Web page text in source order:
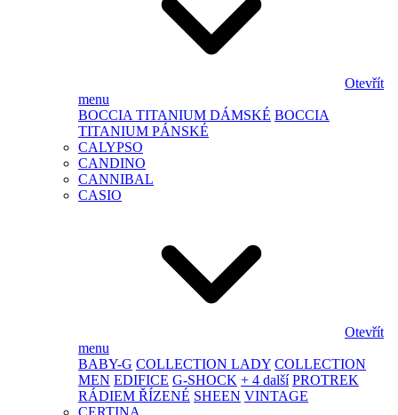
Otevřít
menu
BOCCIA TITANIUM DÁMSKÉ BOCCIA
TITANIUM PÁNSKÉ
CALYPSO
CANDINO
CANNIBAL
CASIO
Otevřít
menu
BABY-G COLLECTION LADY COLLECTION
MEN EDIFICE G-SHOCK + 4 další PROTREK
RÁDIEM ŘÍZENÉ SHEEN VINTAGE
CERTINA